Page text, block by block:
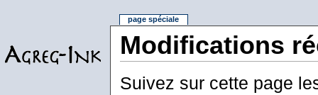
Modifications
Suivez sur cette page
page spéciale